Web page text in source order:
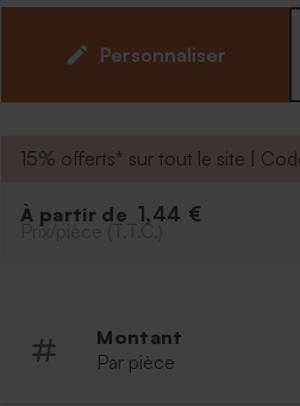
remerciement qui fera un joli
Personnaliser
15% offerts* sur tout le site |
À partir de 1,44 €
Prix/pièce (T.T.C.)
Montant
Par pièce